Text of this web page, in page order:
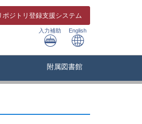
ポジトリ 登録支援システム
入力補助 English
附属図書館